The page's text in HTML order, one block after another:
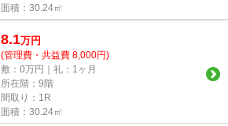
面積：30.24㎡
8.1万円
(管理費・共益費 8,000円)
敷：0万円｜礼：1ヶ月
所在階：9階
間取り：1R
面積：30.24㎡